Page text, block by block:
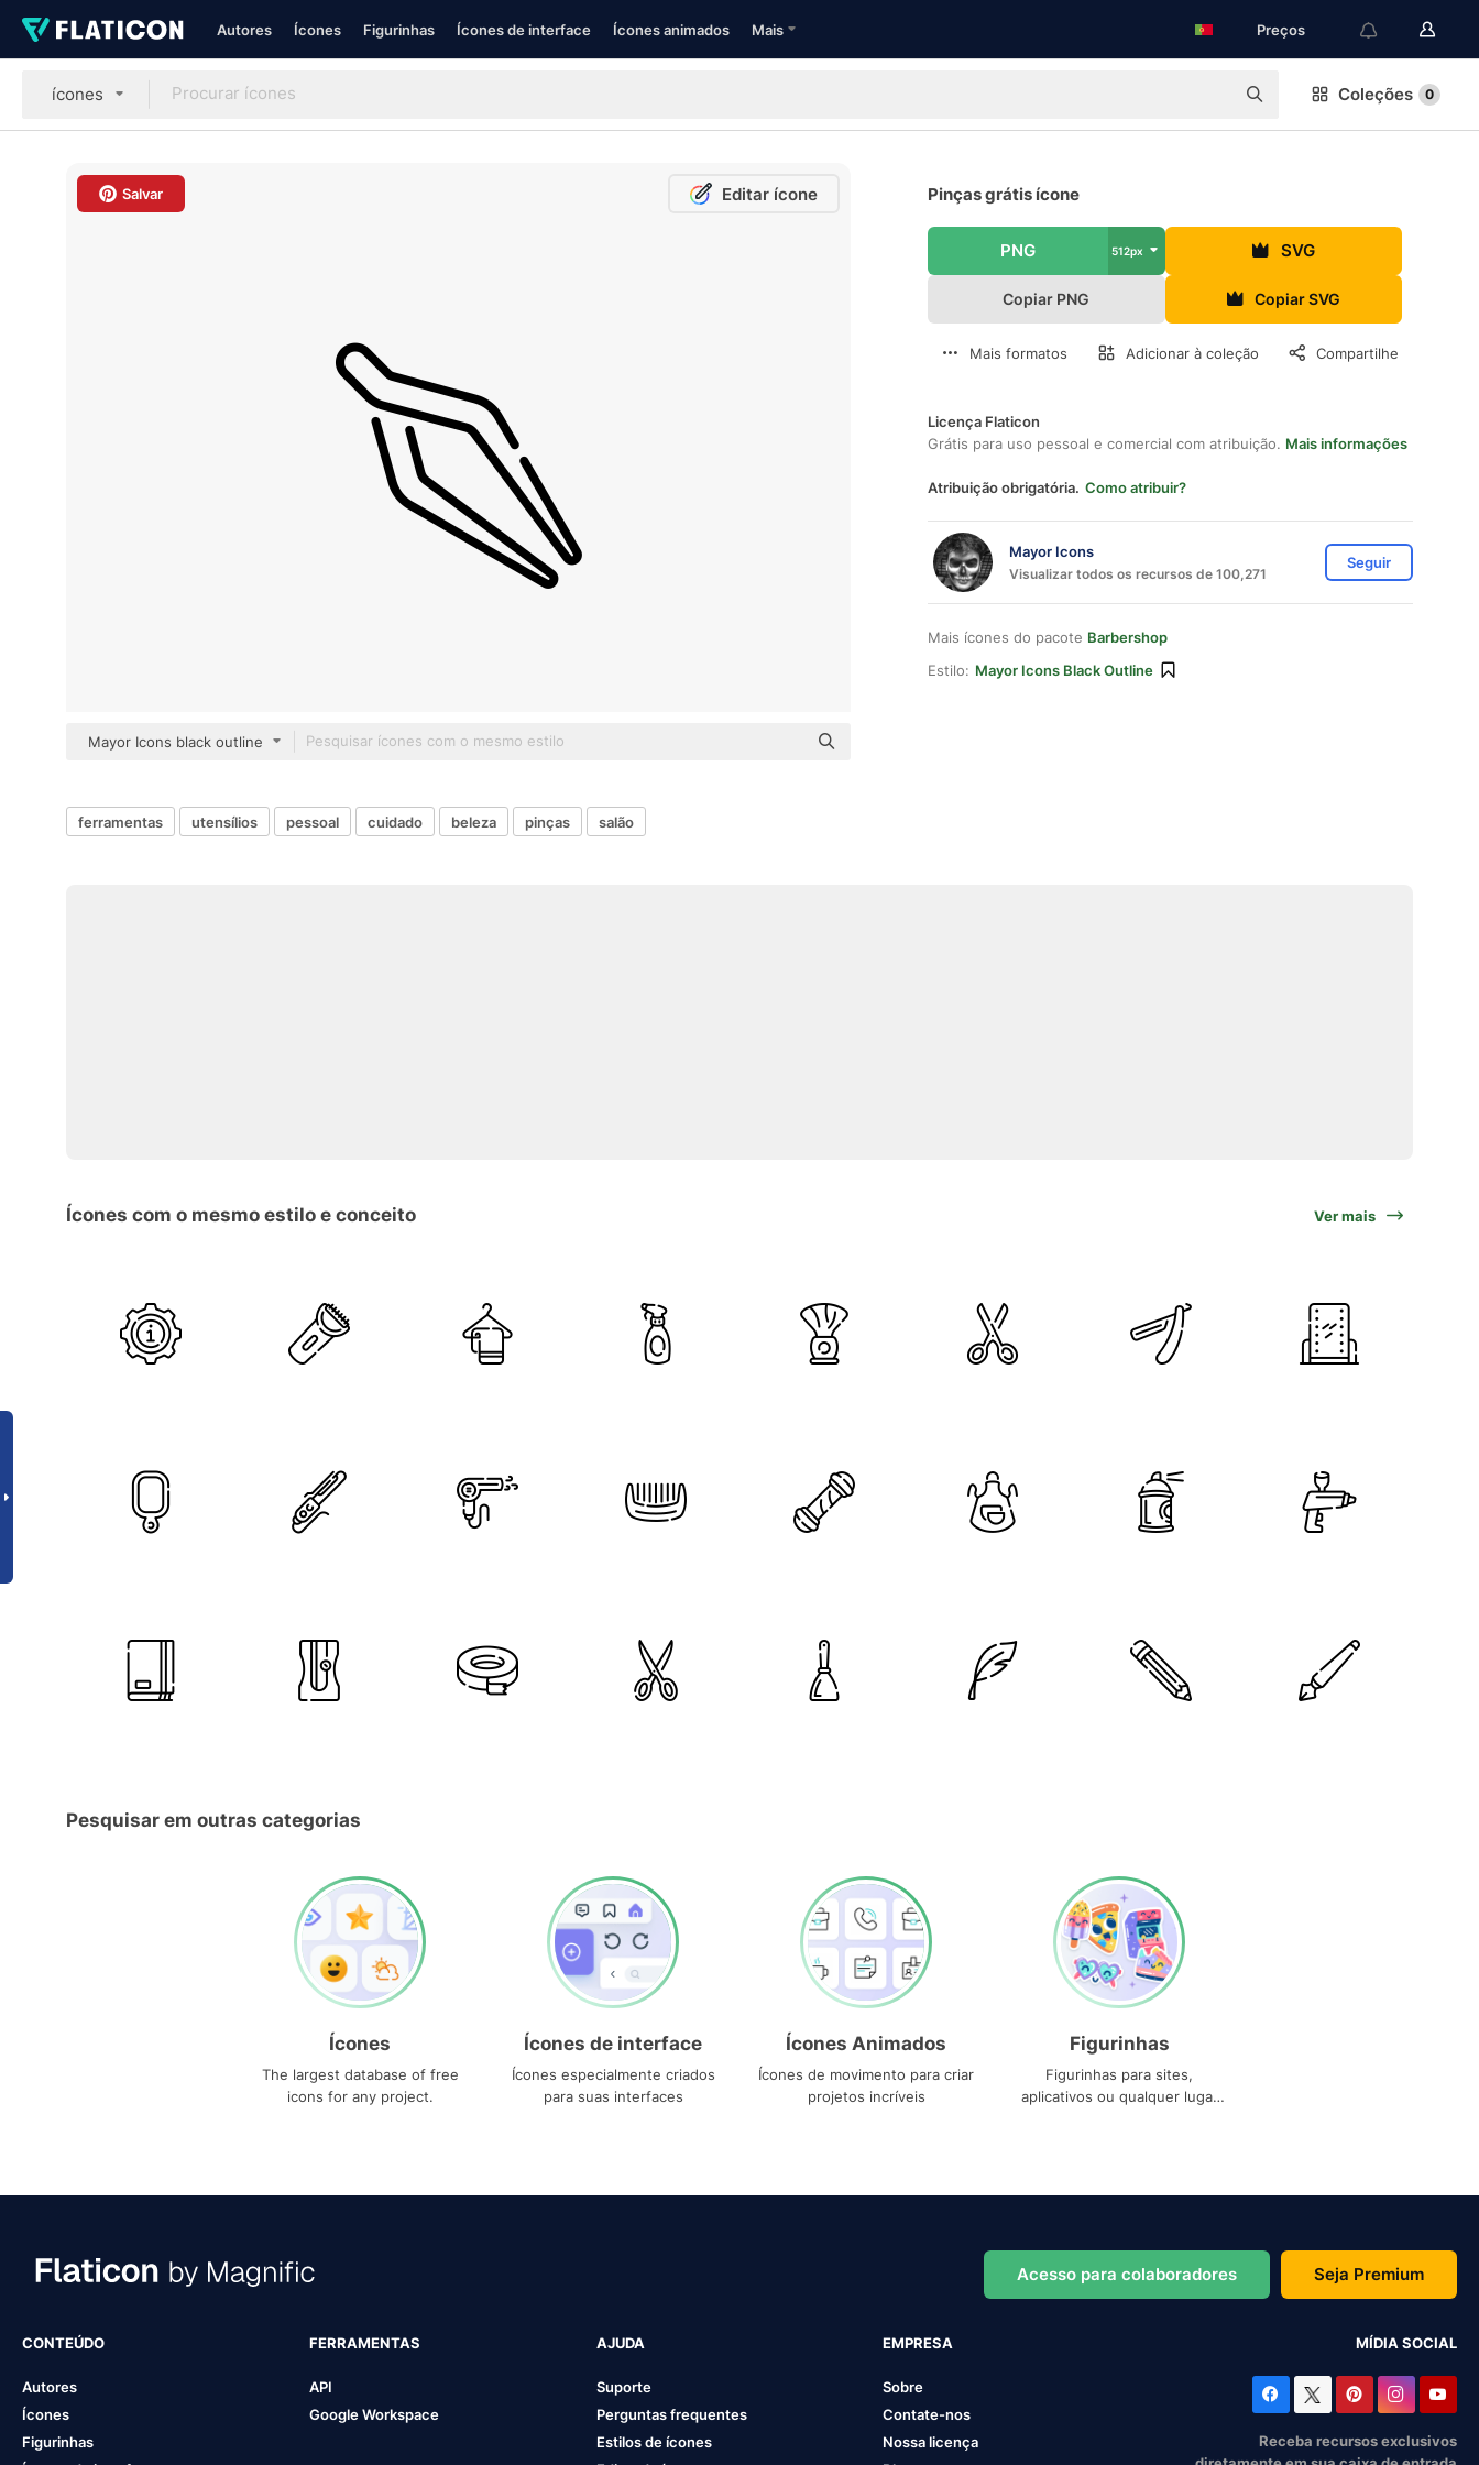
Autores Ícones Figurinhas Ícones de interface Ícones animados Mais Preços
ícones Coleções 0
Salvar Editar ícone
Mayor Icons black outline
Pinças grátis ícone
PNG 512px SVG
Copiar PNG Copiar SVG
Mais formatos Adicionar à coleção Compartilhe
Licença Flaticon
Grátis para uso pessoal e comercial com atribuição. Mais informações
Atribuição obrigatória. Como atribuir?
Mayor Icons
Visualizar todos os recursos de 100,271
Seguir
Mais ícones do pacote Barbershop
Estilo: Mayor Icons Black Outline
ferramentas utensílios pessoal cuidado beleza pinças salão
Ícones com o mesmo estilo e conceito Ver mais
Pesquisar em outras categorias
Ícones
The largest database of free
icons for any project.
Ícones de interface
Ícones especialmente criados
para suas interfaces
Ícones Animados
Ícones de movimento para criar
projetos incríveis
Figurinhas
Figurinhas para sites,
aplicativos ou qualquer lugar
Acesso para colaboradores Seja Premium
CONTEÚDO
Autores
Ícones
Figurinhas
FERRAMENTAS
API
Google Workspace
AJUDA
Suporte
Perguntas frequentes
Estilos de ícones
EMPRESA
Sobre
Contate-nos
Nossa licença
MÍDIA SOCIAL
Receba recursos exclusivos